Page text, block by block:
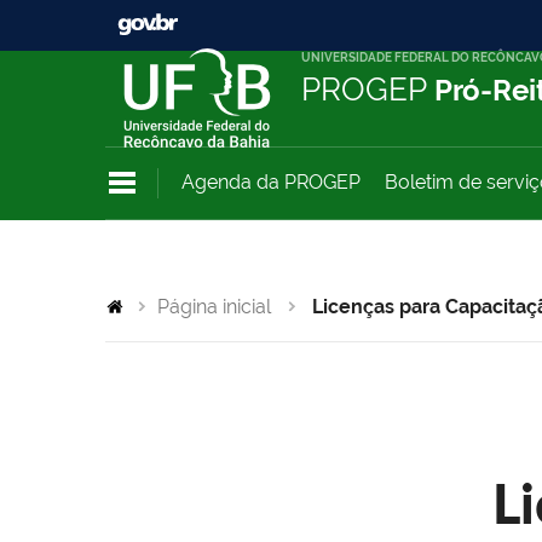
UNIVERSIDADE FEDERAL DO
PROGEP Pró-
Agenda da PROGEP Boletim de
Página inicial Licenças para